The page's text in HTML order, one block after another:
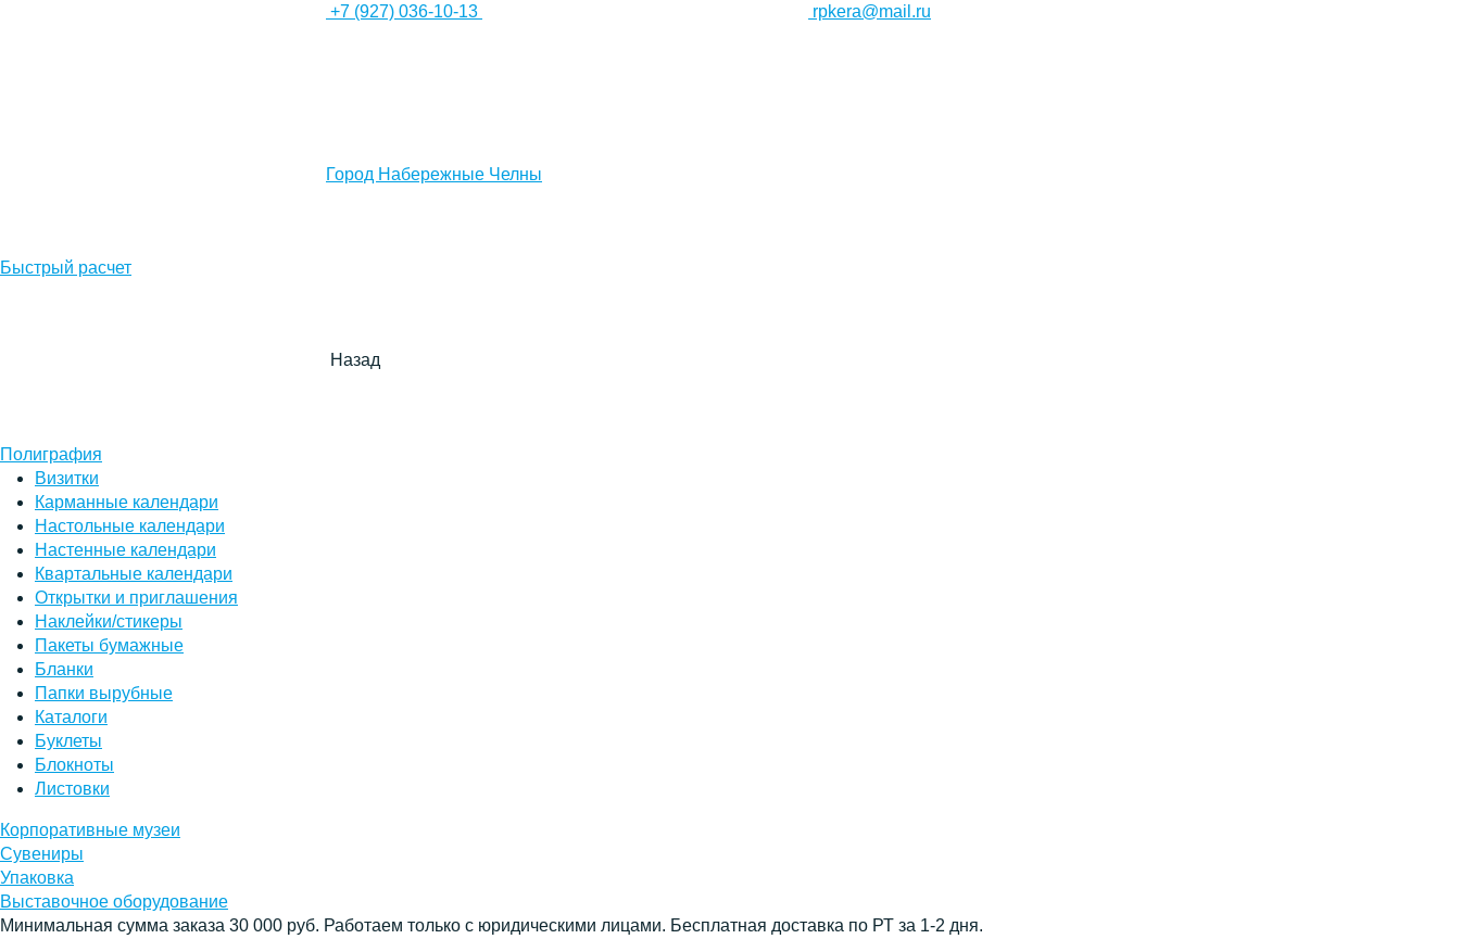
+7 (927) 036-10-13 rpkera@mail.ru
Город Набережные Челны
Быстрый расчет
Назад
Полиграфия
Визитки
Карманные календари
Настольные календари
Настенные календари
Квартальные календари
Открытки и приглашения
Наклейки/стикеры
Пакеты бумажные
Бланки
Папки вырубные
Каталоги
Буклеты
Блокноты
Листовки
Корпоративные музеи
Сувениры
Упаковка
Выставочное оборудование
Минимальная сумма заказа 30 000 руб. Работаем только с юридическими лицами. Бесплатная доставка по РТ за 1-2 дня.